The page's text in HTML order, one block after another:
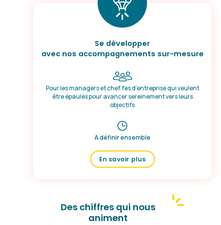
Se développer
avec nos accompagnements sur-mesure
Pour les managers et chef·fes d’entreprise qui veulent
être épaulés pour avancer sereinement vers leurs
objectifs
A définir ensemble
En savoir plus
Des chiffres qui nous
animent